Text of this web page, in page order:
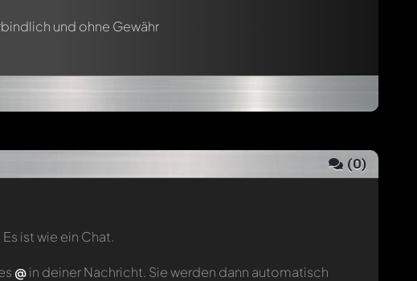
und ohne Gewähr
(0)
ist wie ein Chat.
@in deiner Nachricht. Sie werden dann automatisch